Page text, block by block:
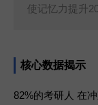
使记忆力提升
核心数据揭示
82%的考研人 在